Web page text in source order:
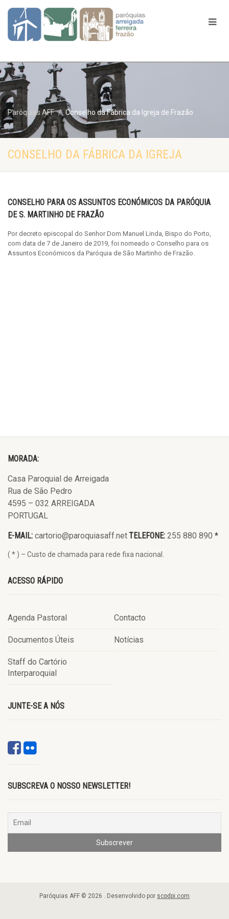
Paróquias AFF Conselho da Fábrica da Igreja de Frazão
CONSELHO DA FÁBRICA DA IGREJA
CONSELHO PARA OS ASSUNTOS ECONÓMICOS DA PARÓQUIA
DE S. MARTINHO DE FRAZÃO
Por decreto episcopal do Senhor Dom Manuel Linda, Bispo do Porto,
com data de 7 de Janeiro de 2019, foi nomeado o Conselho para os
Assuntos Económicos da Paróquia de São Martinho de Frazão.
MORADA:
Casa Paroquial de Arreigada
Rua de São Pedro
4595 – 032 ARREIGADA
PORTUGAL
E-MAIL: cartorio@paroquiasaff.netTELEFONE: 255 880 890 *
( * ) – Custo de chamada para rede fixa nacional.
ACESSO RÁPIDO
Agenda Pastoral Contacto
Documentos Úteis Notícias
Staff do Cartório
Interparoquial
JUNTE-SE A NÓS
SUBSCREVA O NOSSO NEWSLETTER!
Paróquias AFF © 2026 . Desenvolvido por scpdpi.com